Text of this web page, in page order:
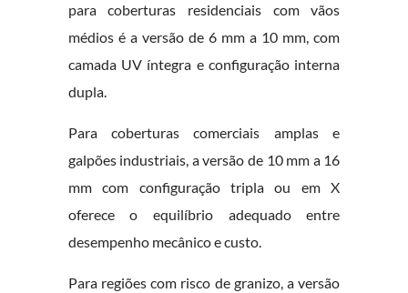
para coberturas residenciais com vãos
médios é a versão de 6 mm a 10 mm, com
camada UV íntegra e configuração interna
dupla.
Para coberturas comerciais amplas e
galpões industriais, a versão de 10 mm a 16
mm com configuração tripla ou em X
oferece o equilíbrio adequado entre
desempenho mecânico e custo.
Para regiões com risco de granizo, a versão